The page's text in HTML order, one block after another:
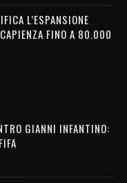
L’ESPANSIONE
FINO A 80.000
GIANNI INFANTINO: